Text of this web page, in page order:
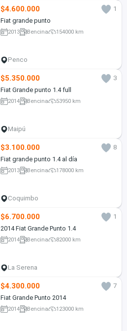
$4.600.000
1
Fiat grande punto
2013 Bencina 154000 km
Penco
$5.350.000
3
Fiat Grande punto 1.4 full
2014 Bencina 53950 km
Maipú
$3.100.000
8
Fiat grande punto 1.4 al día
2013 Bencina 178000 km
Coquimbo
$6.700.000
1
2014 Fiat Grande Punto 1.4
2014 Bencina 82000 km
La Serena
$4.300.000
7
Fiat Grande Punto 2014
2014 Bencina 123000 km